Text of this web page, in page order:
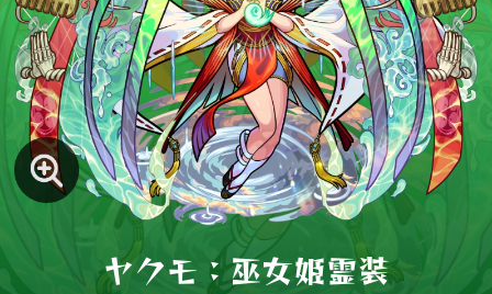
ヤクモ：巫女姫霊装